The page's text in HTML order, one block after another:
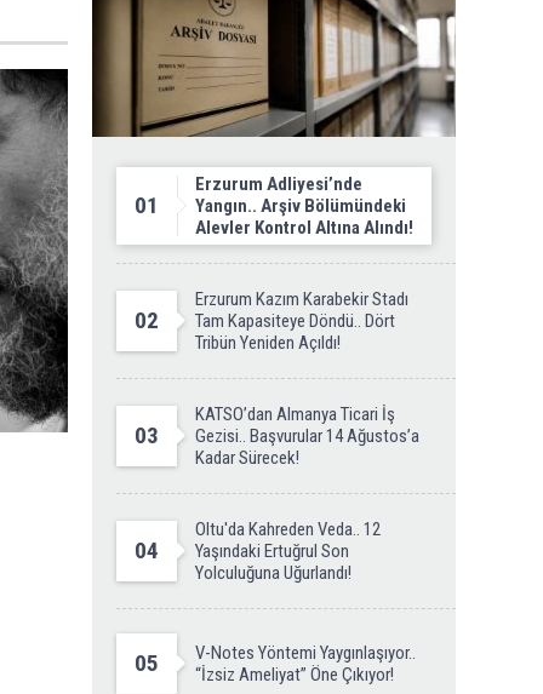
01
Erzurum Adliyesi’nde
Yangın.. Arşiv Bölümündeki
Alevler Kontrol Altına Alındı!
02
Erzurum Kazım Karabekir Stadı
Tam Kapasiteye Döndü.. Dört
Tribün Yeniden Açıldı!
03
KATSO’dan Almanya Ticari İş
Gezisi.. Başvurular 14 Ağustos’a
Kadar Sürecek!
04
Oltu'da Kahreden Veda.. 12
Yaşındaki Ertuğrul Son
Yolculuğuna Uğurlandı!
05
V-Notes Yöntemi Yaygınlaşıyor..
“İzsiz Ameliyat” Öne Çıkıyor!